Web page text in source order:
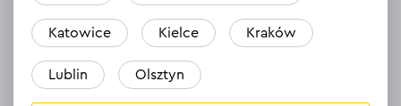
WYŚWIETL DANE TECHNICZNE
Katowice Kielce Kraków
Lublin Olsztyn